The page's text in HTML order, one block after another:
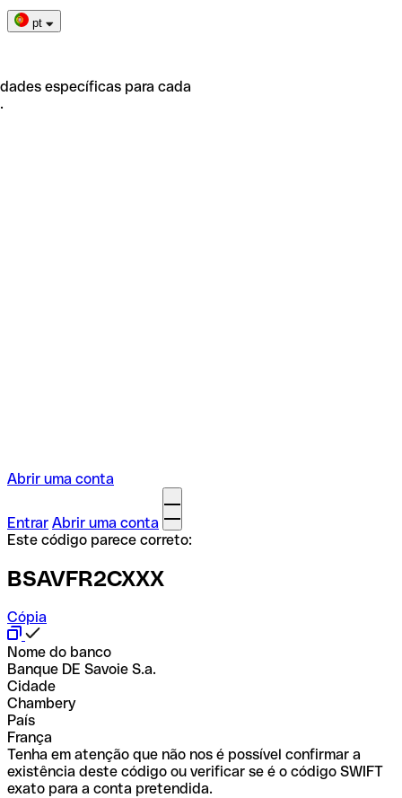
pt
específicas para cada
Abrir uma conta
Entrar Abrir uma conta
Este código parece correto:
BSAVFR2CXXX
Cópia
Nome do banco
Banque DE Savoie S.a.
Cidade
Chambery
País
França
Tenha em atenção que não nos é possível confirmar a
existência deste código ou verificar se é o código SWIFT
exato para a conta pretendida.